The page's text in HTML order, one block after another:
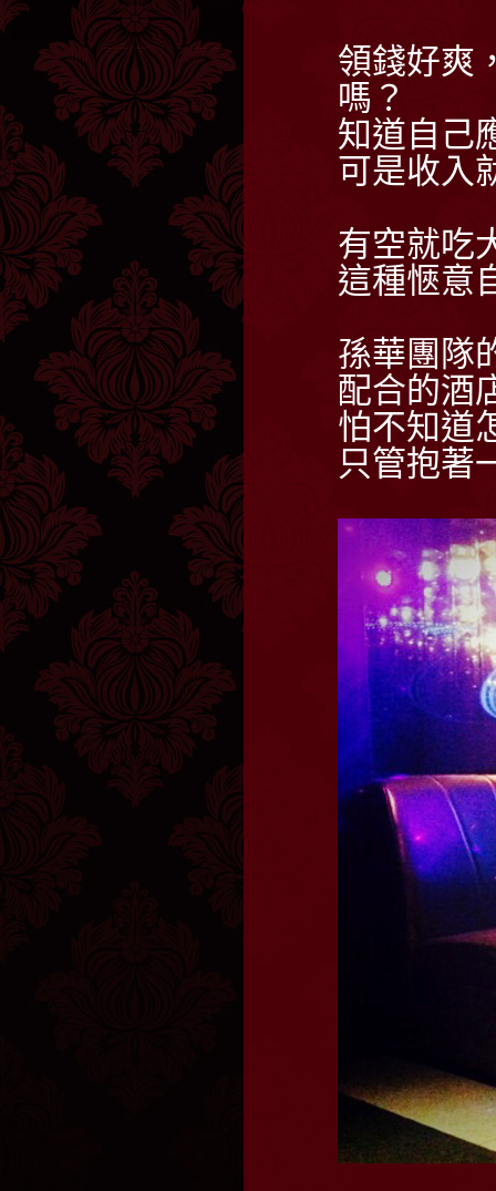
領錢好爽
嗎？
知道自己
可是收入
有空就吃
這種愜意
孫華團隊
配合的酒
怕不知道
只管抱著